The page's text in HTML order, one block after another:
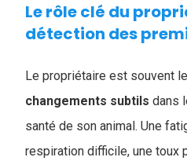
Le rôle clé du
détection des
Le propriétaire est souvent
changements subtils dans
santé de son animal. Une
respiration difficile, une toux